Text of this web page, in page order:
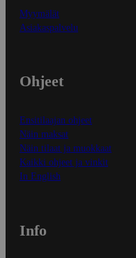
Myymälät
Asiakaspalvelu
Ohjeet
Ensitilaajan ohjeet
Näin maksat
Näin tilaat ja muokkaat
Kaikki ohjeet ja vinkit
In English
Info